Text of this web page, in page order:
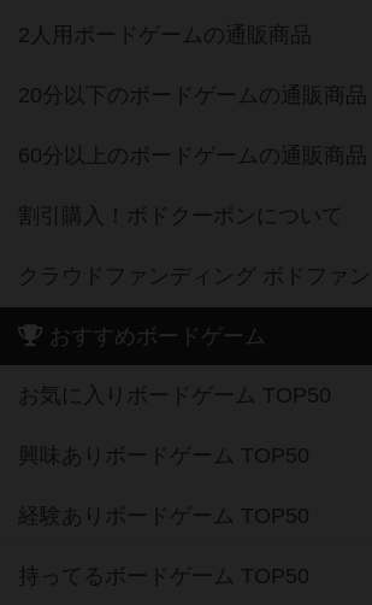
2人用ボードゲームの通販商品
20分以下のボードゲームの通販商品
60分以上のボードゲームの通販商品
割引購入！ボドクーポンについて
クラウドファンディング ボドファン
おすすめボードゲーム
お気に入りボードゲーム TOP50
興味ありボードゲーム TOP50
経験ありボードゲーム TOP50
持ってるボードゲーム TOP50